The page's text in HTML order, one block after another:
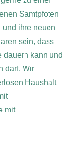
Samtpfoten
und ihre neuen
sein, dass
dauern kann und
darf. Wir
Haushalt
mit